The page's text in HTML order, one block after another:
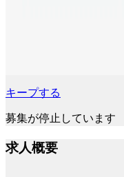
キープする
募集が停止しています
求人概要